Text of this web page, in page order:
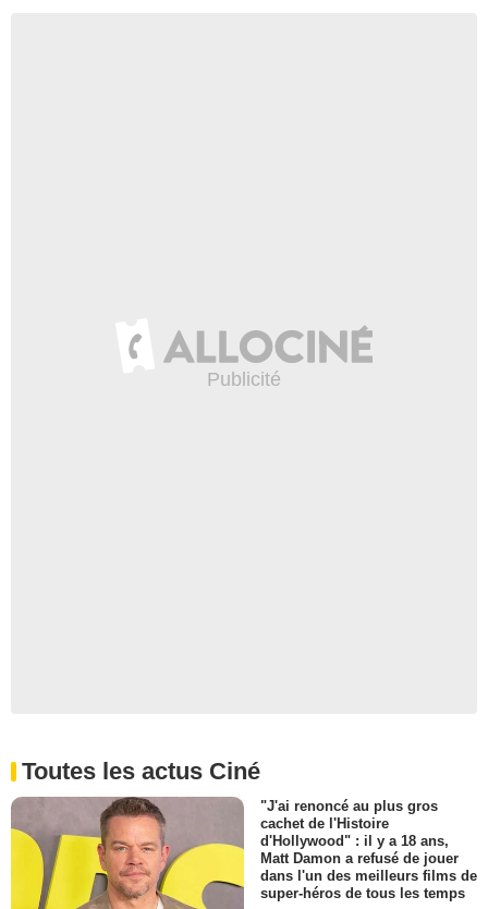
Toutes les actus Ciné
"J'ai renoncé au plus gros
cachet de l'Histoire
d'Hollywood" : il y a 18 ans,
Matt Damon a refusé de jouer
dans l'un des meilleurs films de
super-héros de tous les temps